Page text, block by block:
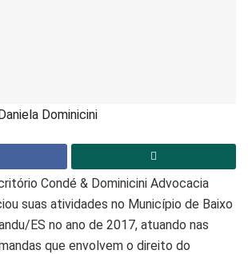
Dominicini
Condé & Dominicini Advocacia
suas atividades no Município de Baixo
ES no ano de 2017, atuando nas
que envolvem o direito do